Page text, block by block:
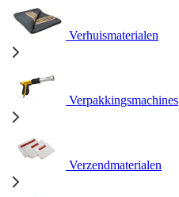
Verhuismaterialen
Verpakkingsmachines
Verzendmaterialen